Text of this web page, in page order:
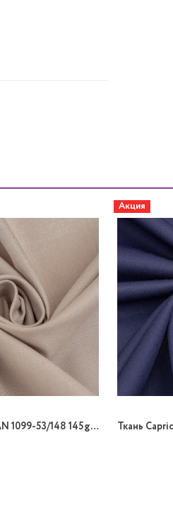
Ткань Capriccio AN 1099-53/148 145gr K поливискоза
Акция